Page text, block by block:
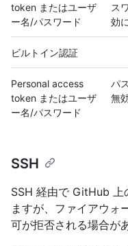
token またはユーザ
ー名/パスワード
ス
効
ビルトイン認証
Personal access
token またはユーザ
ー名/パスワード
パ
無
SSH
SSH 経由で GitHub 上
ますが、ファイアウォ
可が拒否される場合が